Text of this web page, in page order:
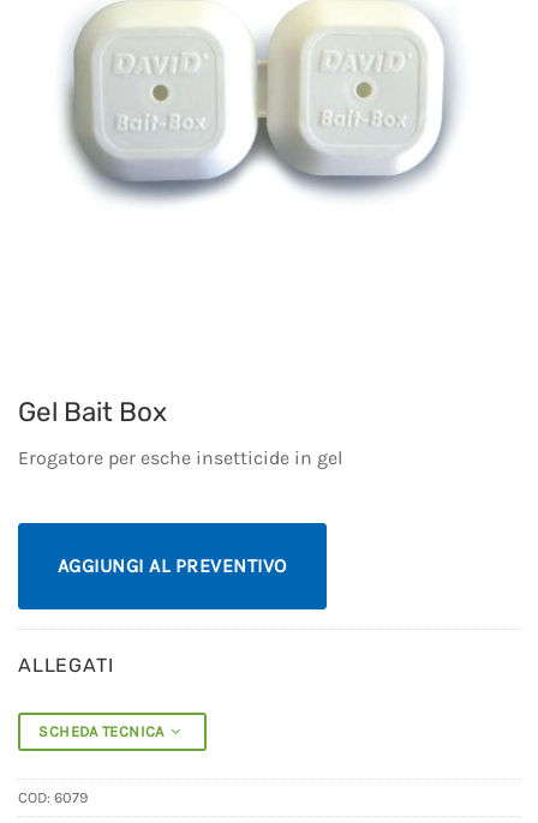
Gel Bait Box
Erogatore per esche insetticide in gel
AGGIUNGI AL PREVENTIVO
ALLEGATI
SCHEDA TECNICA
COD: 6079